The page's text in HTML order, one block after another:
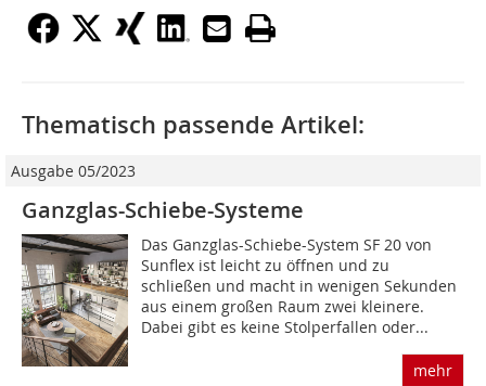
Thematisch passende Artikel:
Ausgabe 05/2023
Ganzglas-Schiebe-Systeme
Das Ganzglas-Schiebe-System SF 20 von
Sunflex ist leicht zu öffnen und zu
schließen und macht in wenigen Sekunden
aus einem großen Raum zwei kleinere.
Dabei gibt es keine Stolperfallen oder...
mehr